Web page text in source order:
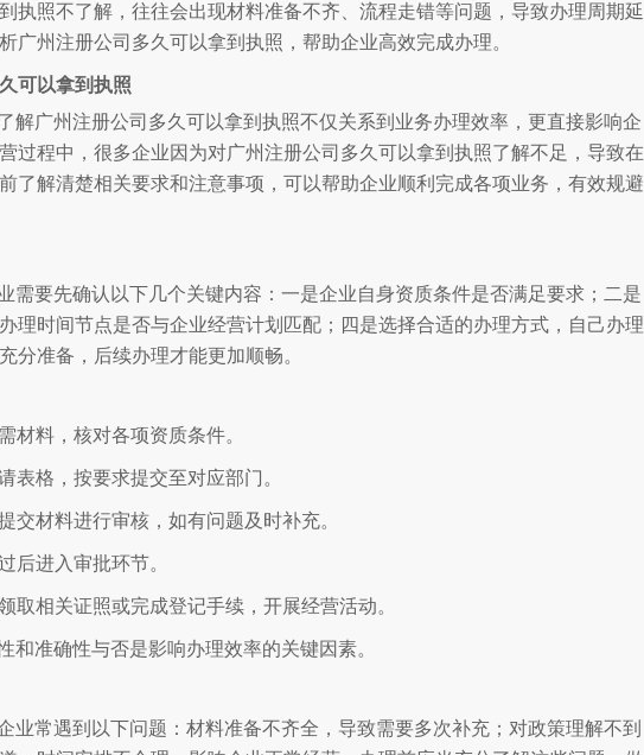
执照不了解，往往会出现材料准备不齐、流程走错等问题，导致办理周期延
广州注册公司多久可以拿到执照，帮助企业高效完成办理。
可以拿到执照
解广州注册公司多久可以拿到执照不仅关系到业务办理效率，更直接影响企
过程中，很多企业因为对广州注册公司多久可以拿到执照了解不足，导致在
了解清楚相关要求和注意事项，可以帮助企业顺利完成各项业务，有效规避
需要先确认以下几个关键内容：一是企业自身资质条件是否满足要求；二是
理时间节点是否与企业经营计划匹配；四是选择合适的办理方式，自己办理
分准备，后续办理才能更加顺畅。
材料，核对各项资质条件。
表格，按要求提交至对应部门。
交材料进行审核，如有问题及时补充。
后进入审批环节。
取相关证照或完成登记手续，开展经营活动。
和准确性与否是影响办理效率的关键因素。
业常遇到以下问题：材料准备不齐全，导致需要多次补充；对政策理解不到